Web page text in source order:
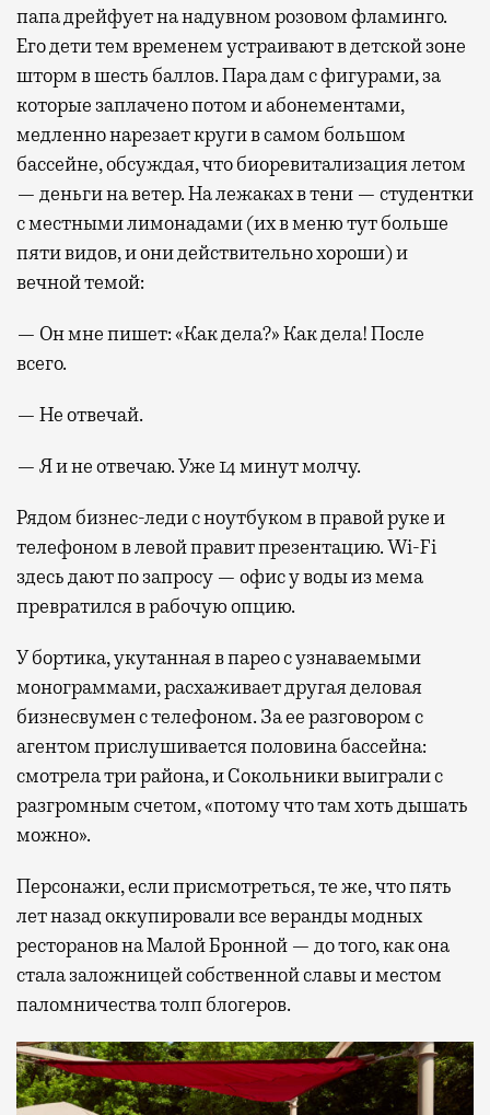
папа дрейфует на надувном розовом фламинго.
Его дети тем временем устраивают в детской зоне
шторм в шесть баллов. Пара дам с фигурами, за
которые заплачено потом и абонементами,
медленно нарезает круги в самом большом
бассейне, обсуждая, что биоревитализация летом
— деньги на ветер. На лежаках в тени — студентки
с местными лимонадами (их в меню тут больше
пяти видов, и они действительно хороши) и
вечной темой:
— Он мне пишет: «Как дела?» Как дела! После
всего.
— Не отвечай.
— Я и не отвечаю. Уже 14 минут молчу.
Рядом бизнес-леди с ноутбуком в правой руке и
телефоном в левой правит презентацию. Wi-Fi
здесь дают по запросу — офис у воды из мема
превратился в рабочую опцию.
У бортика, укутанная в парео с узнаваемыми
монограммами, расхаживает другая деловая
бизнесвумен с телефоном. За ее разговором с
агентом прислушивается половина бассейна:
смотрела три района, и Сокольники выиграли с
разгромным счетом, «потому что там хоть дышать
можно».
Персонажи, если присмотреться, те же, что пять
лет назад оккупировали все веранды модных
ресторанов на Малой Бронной — до того, как она
стала заложницей собственной славы и местом
паломничества толп блогеров.